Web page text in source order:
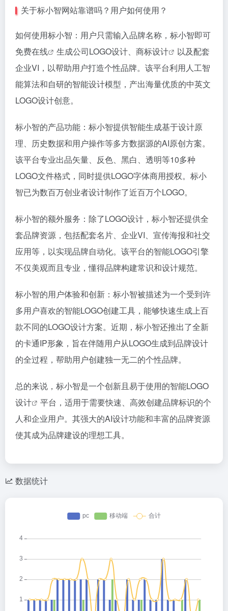
关于标小智网站靠谱吗？用户如何使用？
如何使用标小智：用户只需输入品牌名称，标小智即可
免费在线 生成公司LOGO设计、 商标设计
以及配套
企业VI，以帮助用户打造个性品牌。该平台利用人工智
能算法和自研的智能设计模型，产出海量优质的中英文
LOGO设计创意​​​​。
标小智的产品功能：标小智提供智能生成基于设计原
理、历史数据和用户操作等多方数据源的AI原创方案。
该平台专业出品矢量、反色、黑白、透明等10多种
LOGO文件格式，同时提供LOGO字体商用授权。标小
智已为数百万创业者设计制作了近百万个LOGO​​。
标小智的额外服务：除了LOGO设计，标小智还提供全
套品牌资源，包括配套名片、企业VI、宣传海报和社交
应用等，以实现品牌自动化。该平台的智能LOGO引擎
不仅美观而且专业，懂得品牌构建常识和设计规范​​。
标小智的用户体验和创新：标小智被描述为一个受到许
多用户喜欢的智能LOGO创建工具，能够快速生成上百
款不同的LOGO设计方案。近期，标小智还推出了全新
的卡通IP形象，旨在伴随用户从LOGO生成到品牌设计
的全过程，帮助用户创建独一无二的个性品牌​​。
总的来说，标小智是一个创新且易于使用的智能LOGO
设计
平台，适用于需要快速、高效创建品牌标识的个
人和企业用户。其强大的AI设计功能和丰富的品牌资源
使其成为品牌建设的理想工具。
数据统计